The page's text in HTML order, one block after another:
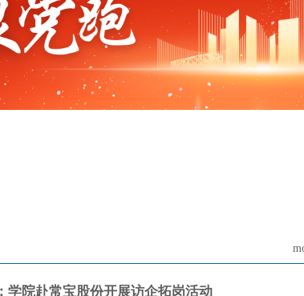
学院赴常宝股份开展访企拓岗活动